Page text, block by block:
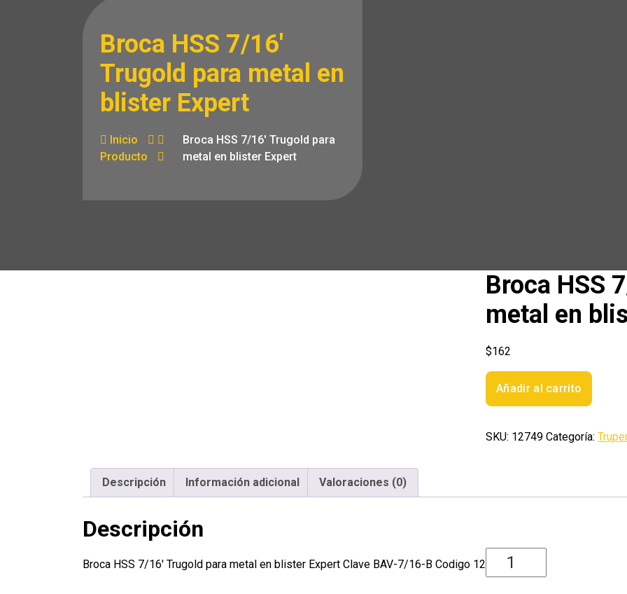
Broca HSS 7/16′
Trugold para metal en
blister Expert
Inicio
Producto
Broca HSS 7/16′ Trugold para
metal en blister Expert
Broca HSS
metal en
$162
Broca
HSS
Trugold
blister
Añadir al carrito
SKU: 12749 Categoría:
Descripción Información adicional Valoraciones (0)
Descripción
Broca HSS 7/16′ Trugold para metal en blister Expert Clave BAV-7/16-B Codigo 12749